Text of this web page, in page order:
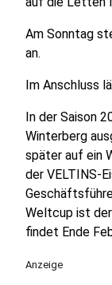
Am Sonntag
an.
Im Anschluss
In der Saison
Winterberg
später auf ein
der VELTINS-
Weltcup ist
findet Ende
Anzeige